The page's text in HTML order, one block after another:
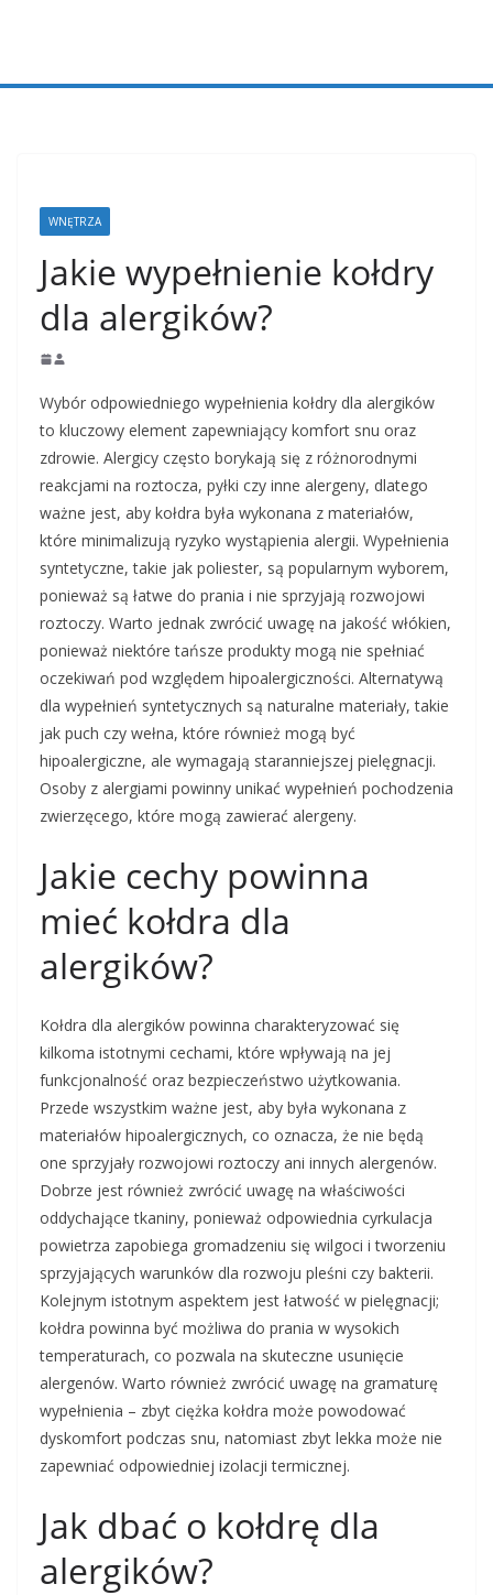
WNĘTRZA
Jakie wypełnienie kołdry
dla alergików?
Wybór odpowiedniego wypełnienia kołdry dla alergików
to kluczowy element zapewniający komfort snu oraz
zdrowie. Alergicy często borykają się z różnorodnymi
reakcjami na roztocza, pyłki czy inne alergeny, dlatego
ważne jest, aby kołdra była wykonana z materiałów,
które minimalizują ryzyko wystąpienia alergii. Wypełnienia
syntetyczne, takie jak poliester, są popularnym wyborem,
ponieważ są łatwe do prania i nie sprzyjają rozwojowi
roztoczy. Warto jednak zwrócić uwagę na jakość włókien,
ponieważ niektóre tańsze produkty mogą nie spełniać
oczekiwań pod względem hipoalergiczności. Alternatywą
dla wypełnień syntetycznych są naturalne materiały, takie
jak puch czy wełna, które również mogą być
hipoalergiczne, ale wymagają staranniejszej pielęgnacji.
Osoby z alergiami powinny unikać wypełnień pochodzenia
zwierzęcego, które mogą zawierać alergeny.
Jakie cechy powinna
mieć kołdra dla
alergików?
Kołdra dla alergików powinna charakteryzować się
kilkoma istotnymi cechami, które wpływają na jej
funkcjonalność oraz bezpieczeństwo użytkowania.
Przede wszystkim ważne jest, aby była wykonana z
materiałów hipoalergicznych, co oznacza, że nie będą
one sprzyjały rozwojowi roztoczy ani innych alergenów.
Dobrze jest również zwrócić uwagę na właściwości
oddychające tkaniny, ponieważ odpowiednia cyrkulacja
powietrza zapobiega gromadzeniu się wilgoci i tworzeniu
sprzyjających warunków dla rozwoju pleśni czy bakterii.
Kolejnym istotnym aspektem jest łatwość w pielęgnacji;
kołdra powinna być możliwa do prania w wysokich
temperaturach, co pozwala na skuteczne usunięcie
alergenów. Warto również zwrócić uwagę na gramaturę
wypełnienia – zbyt ciężka kołdra może powodować
dyskomfort podczas snu, natomiast zbyt lekka może nie
zapewniać odpowiedniej izolacji termicznej.
Jak dbać o kołdrę dla
alergików?